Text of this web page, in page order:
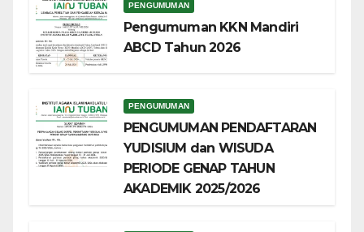
PENGUMUMAN
Pengumuman KKN Mandiri
ABCD Tahun 2026
PENGUMUMAN
PENGUMUMAN PENDAFTARAN
YUDISIUM dan WISUDA
PERIODE GENAP TAHUN
AKADEMIK 2025/2026